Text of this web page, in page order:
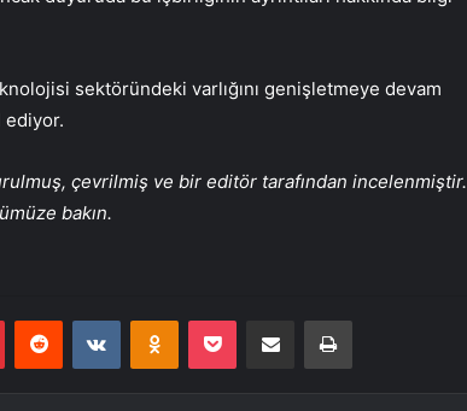
sektöründeki varlığını genişletmeye devam
ediyor.
çevrilmiş ve bir editör tarafından incelenmiştir.
bakın.
PinterestReddit VKontakteOdnoklassniki
Pocket E-Posta ile paylaş Yazdır